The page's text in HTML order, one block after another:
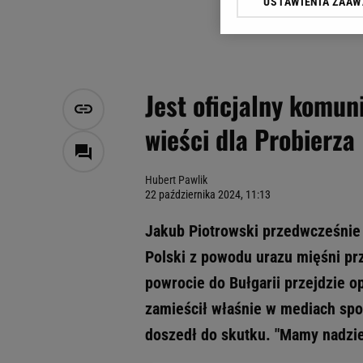
Jest oficjalny
wieści dla Probierza
Hubert Pawlik
22 października 2024, 11:13
Jakub Piotrowski
Polski z powodu urazu mięśni
powrocie do Bułgarii przejdzie
zamieścił właśnie w mediach
doszedł do skutku. "Mamy
Klikając „Akceptuję”
Zaufanych Partnerów i
My, nasi Zaufani
Przechowywanie